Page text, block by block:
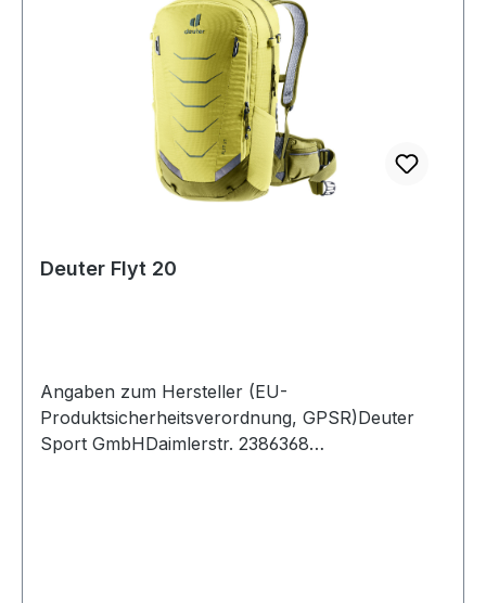
Deuter Flyt 20
Angaben zum Hersteller (EU-
Produktsicherheitsverordnung, GPSR)Deuter
Sport GmbHDaimlerstr. 2386368